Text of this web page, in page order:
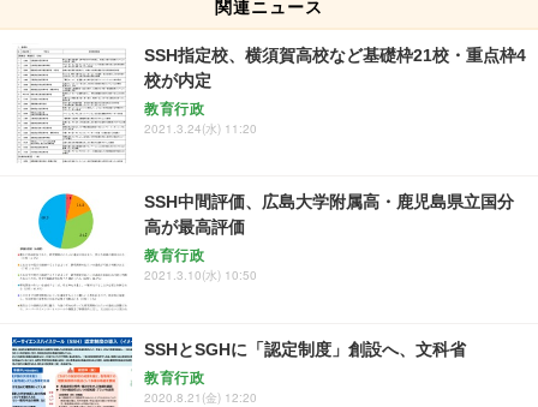
関連ニュース
SSH指定校、横須賀高校など基礎枠21校・重点枠4
校が内定
教育行政
2021.3.24(水) 11:20
SSH中間評価、広島大学附属高・鹿児島県立国分
高が最高評価
教育行政
2021.3.10(水) 10:50
SSHとSGHに「認定制度」創設へ、文科省
教育行政
2020.8.21(金) 12:20